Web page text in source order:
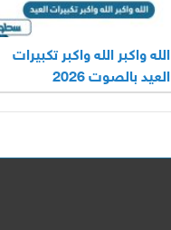
الله واكبر الله واكبر تكبيرات
العيد بالصوت 2026